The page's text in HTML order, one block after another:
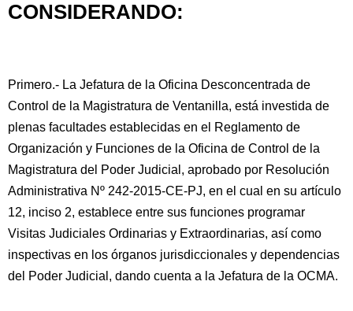
CONSIDERANDO:
Primero.- La Jefatura de la Oficina Desconcentrada de
Control de la Magistratura de Ventanilla, está investida de
plenas facultades establecidas en el Reglamento de
Organización y Funciones de la Oficina de Control de la
Magistratura del Poder Judicial, aprobado por Resolución
Administrativa Nº 242-2015-CE-PJ, en el cual en su artículo
12, inciso 2, establece entre sus funciones programar
Visitas Judiciales Ordinarias y Extraordinarias, así como
inspectivas en los órganos jurisdiccionales y dependencias
del Poder Judicial, dando cuenta a la Jefatura de la OCMA.